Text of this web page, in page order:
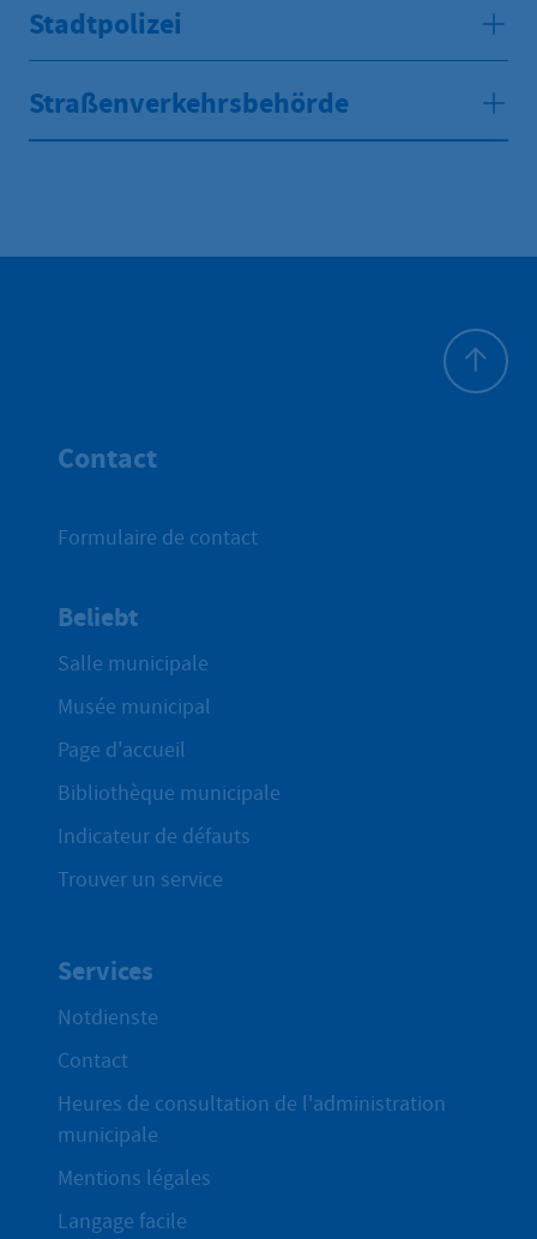
Stadtpolizei
Straßenverkehrsbehörde
Contact
Formulaire de contact
Beliebt
Salle municipale
Musée municipal
Page d'accueil
Bibliothèque municipale
Indicateur de défauts
Trouver un service
Services
Notdienste
Contact
Heures de consultation de l'administration
municipale
Mentions légales
Langage facile